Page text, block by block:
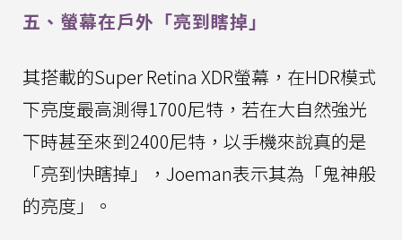
五、螢幕在戶外「亮到瞎掉」
其搭載的Super Retina XDR螢幕，在HDR模式
下亮度最高測得1700尼特，若在大自然強光
下時甚至來到2400尼特，以手機來說真的是
「亮到快瞎掉」，Joeman表示其為「鬼神般
的亮度」。